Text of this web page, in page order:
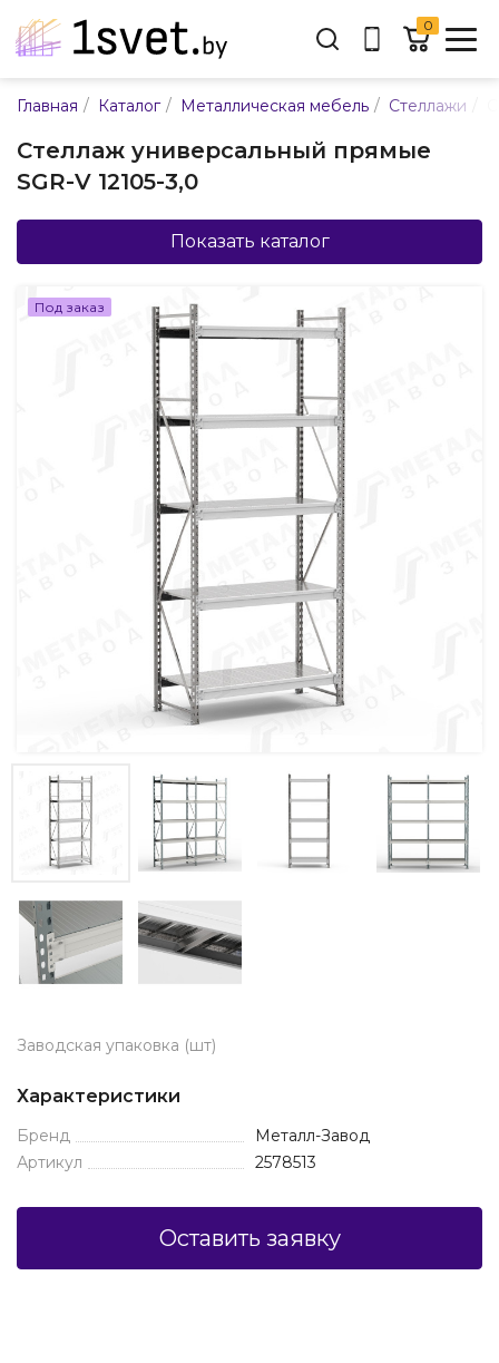
Адрес:
Время работы:
Пн-пт с 9:00 до 17:30
E-mail:
info@mpsnab.by
Заказать звонок
0
Главная / Каталог / Металлическая мебель / Стеллажи
Стеллаж универсальный прямые
SGR-V 12105-3,0
Показать каталог
Под заказ
Заводская упаковка (шт)
Характеристики
Бренд
Металл-Завод
Артикул
2578513
Оставить заявку